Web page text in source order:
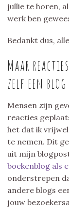
jullie te horen,
werk ben
Bedankt dus,
Maar
zelf een blog
Mensen zijn
reacties
het dat ik
te nemen. Dit
uit mijn
boekenblog als
onderstrepen
andere blogs
jouw